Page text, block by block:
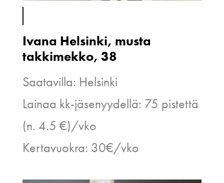
Ivana Helsinki, musta
takkimekko, 38
Saatavilla: Helsinki
Lainaa kk-jäsenyydellä: 75 pistettä
(n. 4.5 €)/vko
Kertavuokra: 30€/vko